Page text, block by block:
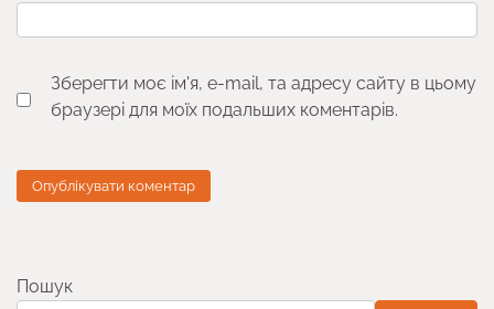
Зберегти моє ім'я, e-mail, та адресу сайту в цьому
браузері для моїх подальших коментарів.
Пошук